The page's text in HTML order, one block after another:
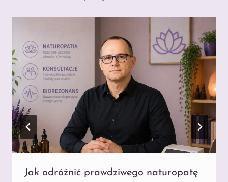
Jak odróżnić prawdziwego naturopatę